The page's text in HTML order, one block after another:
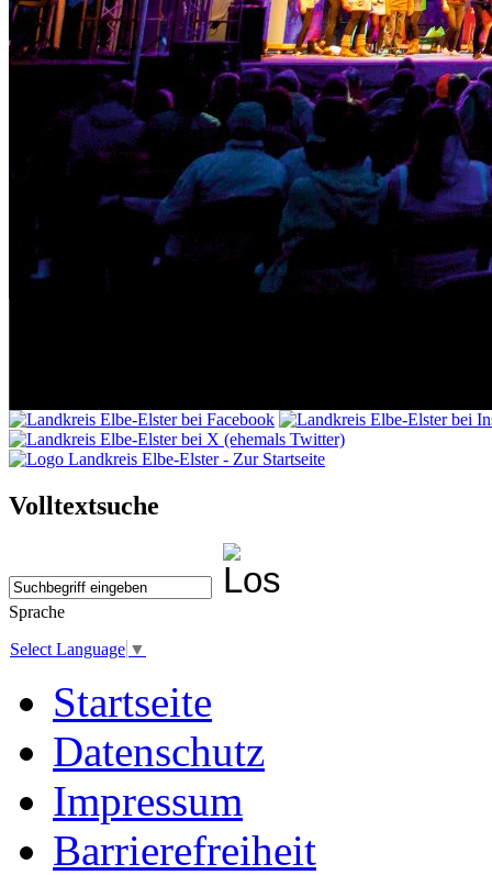
Volltextsuche
Sprache
Select Language ▼
Startseite
Datenschutz
Impressum
Barrierefreiheit